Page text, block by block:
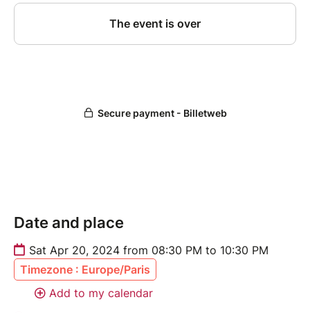
Date and place
Sat Apr 20, 2024 from 08:30 PM to 10:30 PM
Timezone : Europe/Paris
Add to my calendar